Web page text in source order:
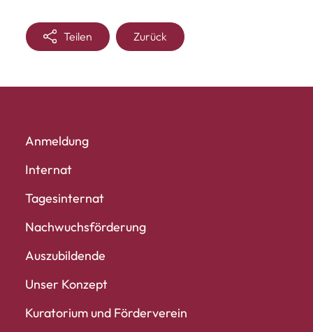
Teilen Zurück
Anmeldung
Internat
Tagesinternat
Nachwuchs­förderung
Auszubildende
Unser Konzept
Kuratorium und Förderverein